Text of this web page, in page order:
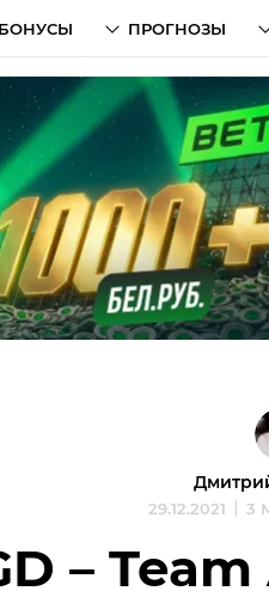
БОНУСЫ ПРОГНОЗЫ
29.12.2021 3
–